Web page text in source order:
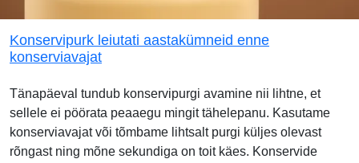
Konservipurk leiutati aastakümneid enne
konserviavajat
Tänapäeval tundub konservipurgi avamine nii lihtne, et
sellele ei pöörata peaaegu mingit tähelepanu. Kasutame
konserviavajat või tõmbame lihtsalt purgi küljes olevast
rõngast ning mõne sekundiga on toit käes. Konservide